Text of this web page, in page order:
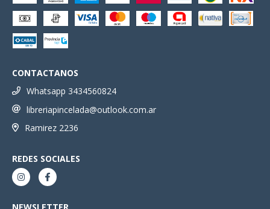
CONTACTANOS
Whatsapp 3434560824
libreriapincelada@outlook.com.ar
Ramirez 2236
REDES SOCIALES